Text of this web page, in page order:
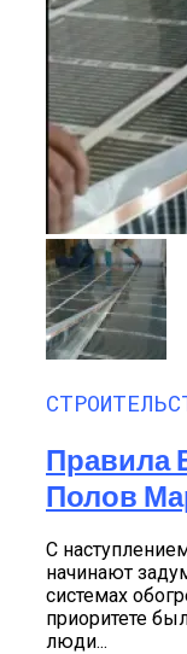
Правила
Полов
С
начинают
системах
приоритете
люди...